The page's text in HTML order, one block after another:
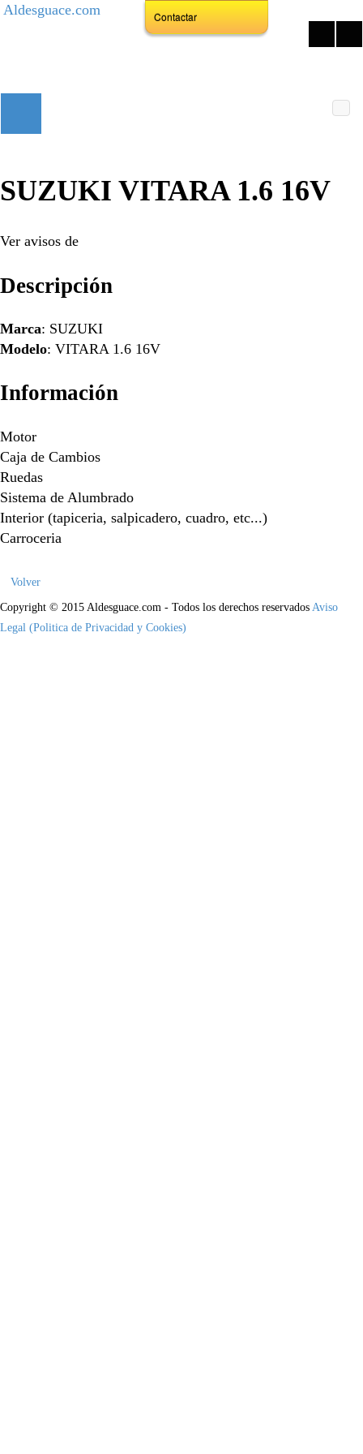
Aldesguace.com Contactar
SUZUKI VITARA 1.6 16V
Ver avisos de
Descripción
Marca: SUZUKI
Modelo: VITARA 1.6 16V
Información
Motor
Caja de Cambios
Ruedas
Sistema de Alumbrado
Interior (tapiceria, salpicadero, cuadro, etc...)
Carroceria
Volver
Copyright © 2015 Aldesguace.com - Todos los derechos reservados Aviso
Legal (Politica de Privacidad y Cookies)